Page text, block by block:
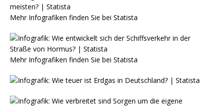
Mehr Infografiken finden Sie bei Statista
Mehr Infografiken finden Sie bei Statista